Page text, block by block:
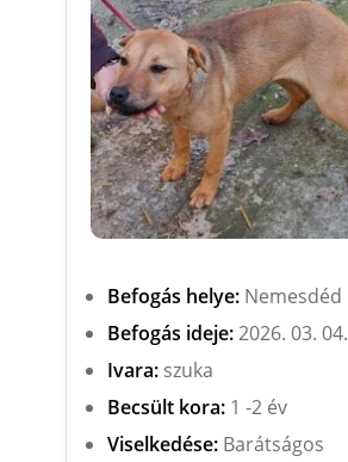
Befogás helye:Nemesdéd
Befogás ideje:2026. 03. 04.
Ivara:szuka
Becsült kora:1 -2 év
Viselkedése:Barátságos